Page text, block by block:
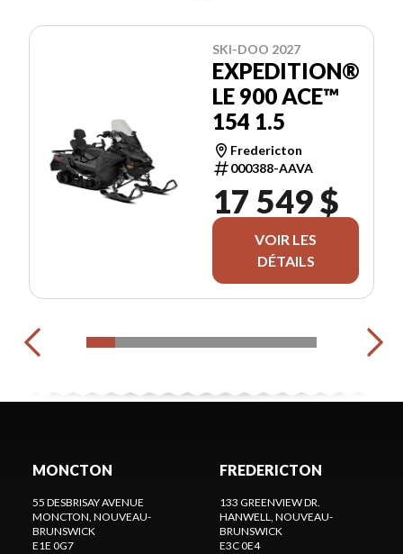
SKI-DOO 2027
EXPEDITION®
LE 900 ACE™
154 1.5
Fredericton
000388-AAVA
17 549 $
VOIR LES
DÉTAILS
MONCTON
55 DESBRISAY AVENUE
MONCTON, NOUVEAU-
BRUNSWICK
E1E 0G7
FREDERICTON
133 GREENVIEW DR.
HANWELL, NOUVEAU-
BRUNSWICK
E3C 0E4